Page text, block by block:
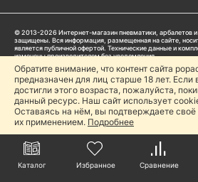
© 2013-2026 Интернет-магазин пневматики, арбалетов и
защищены. Вся информация, размещенная на сайте,
является публичной офертой. Технические данные и
изменены производителем без уведомления
Пользуясь сайтом Popadiv10.ru, пользователь
прописанными в
Политике конфиденциальности
Копирование любой информации (тексты, фото, видео и
за исключением наличия письменного согласия
Каталог Избранное Сравнение
Обратите внимание, что контент сайта
предназначен для лиц старше 18 лет. Если
достигли этого возраста, пожалуйста,
данный ресурс. Наш сайт использует
Оставаясь на нём, вы подтверждаете своё
их применением. Подробнее